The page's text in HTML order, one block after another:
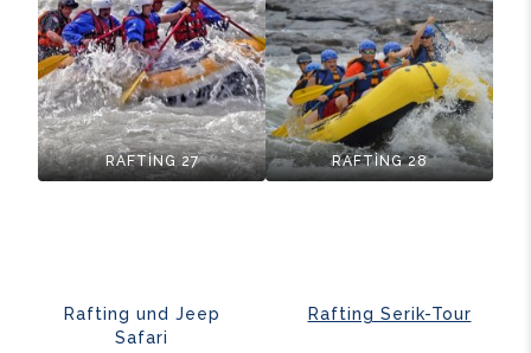
RAFTİNG 27 RAFTİNG 28
Rafting und Jeep
Safari
Rafting Serik-Tour